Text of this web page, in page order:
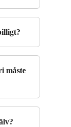
måste